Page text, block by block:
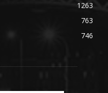
1263
763
746